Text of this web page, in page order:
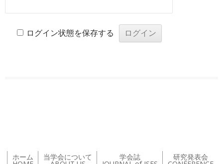
ログイン状態を保存する
ホーム 当学会について 学会誌 研究発表会